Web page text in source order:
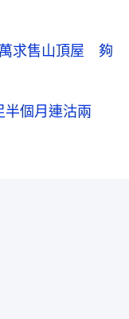
求售山頂屋 夠
個月連沽兩